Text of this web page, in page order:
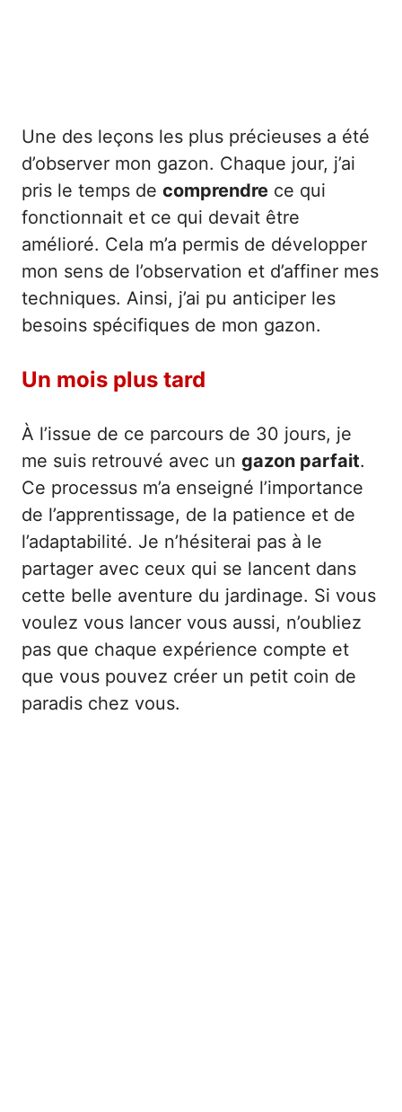
Une des leçons les plus précieuses a été
d’observer mon gazon. Chaque jour, j’ai
pris le temps de comprendre ce qui
fonctionnait et ce qui devait être
amélioré. Cela m’a permis de développer
mon sens de l’observation et d’affiner mes
techniques. Ainsi, j’ai pu anticiper les
besoins spécifiques de mon gazon.
Un mois plus tard
À l’issue de ce parcours de 30 jours, je
me suis retrouvé avec un gazon parfait.
Ce processus m’a enseigné l’importance
de l’apprentissage, de la patience et de
l’adaptabilité. Je n’hésiterai pas à le
partager avec ceux qui se lancent dans
cette belle aventure du jardinage. Si vous
voulez vous lancer vous aussi, n’oubliez
pas que chaque expérience compte et
que vous pouvez créer un petit coin de
paradis chez vous.